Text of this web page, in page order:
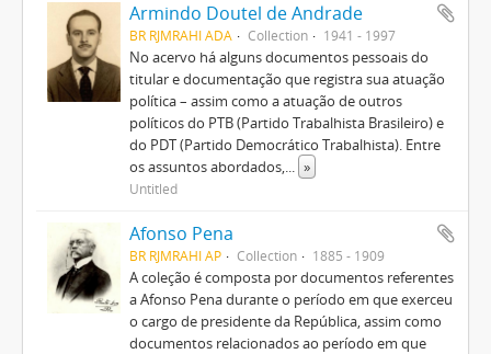
Armindo Doutel de Andrade
BR RJMRAHI ADA Collection 1941 - 1997
No acervo há alguns documentos pessoais do
titular e documentação que registra sua atuação
política – assim como a atuação de outros
políticos do PTB (Partido Trabalhista Brasileiro) e
do PDT (Partido Democrático Trabalhista). Entre
os assuntos abordados,... »
Untitled
Afonso Pena
BR RJMRAHI AP Collection 1885 - 1909
A coleção é composta por documentos referentes
a Afonso Pena durante o período em que exerceu
o cargo de presidente da República, assim como
documentos relacionados ao período em que